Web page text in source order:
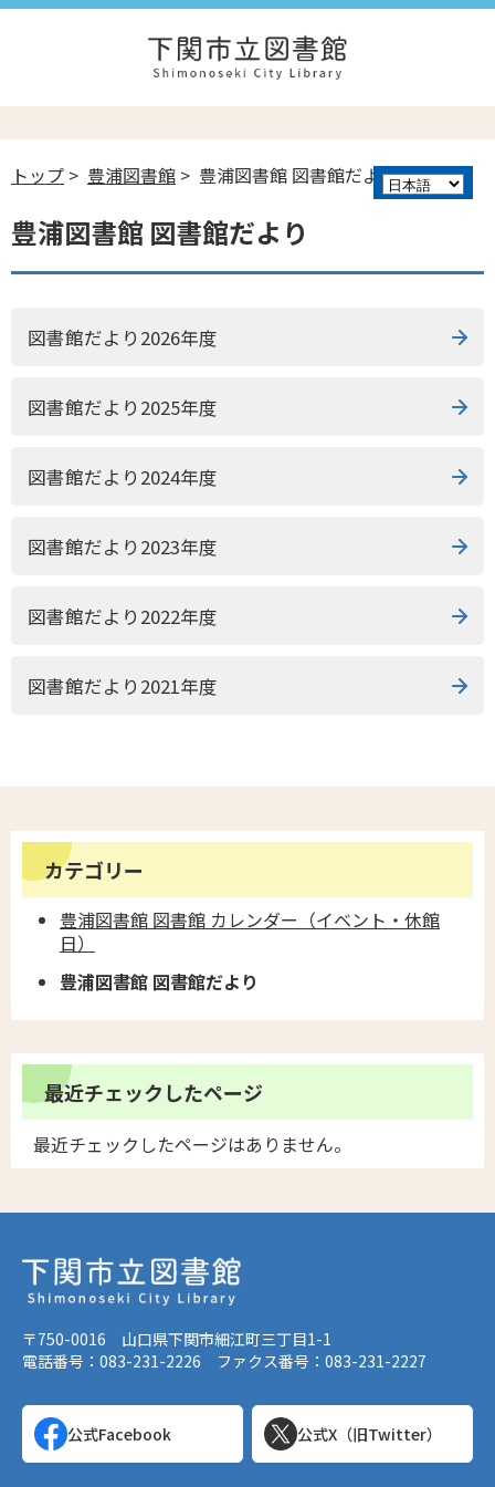
トップ > 豊浦図書館 > 豊浦図書館 図書館だより
豊浦図書館 図書館だより
図書館だより2026年度
図書館だより2025年度
図書館だより2024年度
図書館だより2023年度
図書館だより2022年度
図書館だより2021年度
カテゴリー
豊浦図書館 図書館 カレンダー（イベント・休館
日）
豊浦図書館 図書館だより
最近チェックしたページ
最近チェックしたページはありません。
〒750-0016 山口県下関市細江町三丁目1-1
電話番号：083-231-2226 ファクス番号：083-231-2227
公式Facebook 公式X（旧Twitter）